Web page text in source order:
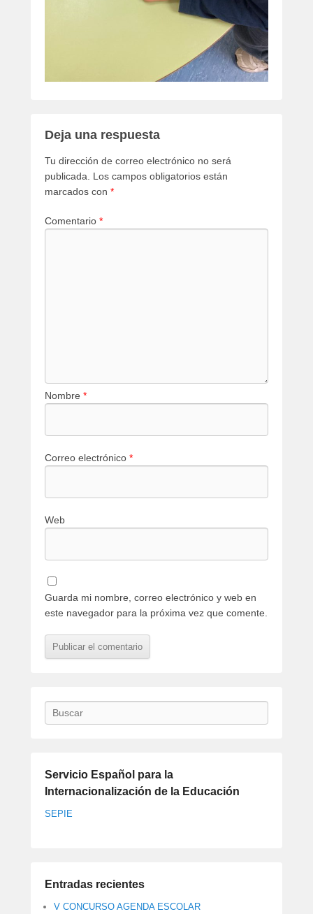
Deja una respuesta
Tu dirección de correo electrónico no será
publicada. Los campos obligatorios están
marcados con *
Comentario *
Nombre *
Correo electrónico *
Web
Guarda mi nombre, correo electrónico y web en
este navegador para la próxima vez que comente.
Buscar
Servicio Español para la
Internacionalización de la Educación
SEPIE
Entradas recientes
V CONCURSO AGENDA ESCOLAR